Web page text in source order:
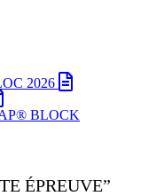
2026
BLOCK
ÉPREUVE”